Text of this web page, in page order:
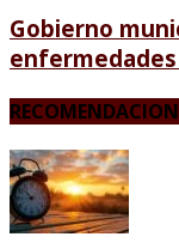
Gobierno